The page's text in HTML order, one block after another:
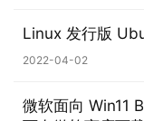
P
C
件
Linux 发行版
2022-04-02
微软面向 Win11